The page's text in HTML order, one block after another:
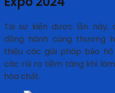
Tại sự kiện được lần này,
đồng hành cùng thương
thiệu các giải pháp bảo
các rủi ro tiềm tàng khi
hóa chất.